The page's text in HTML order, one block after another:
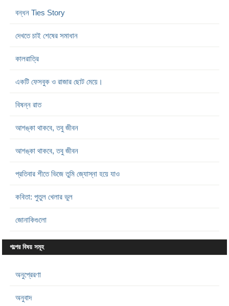
বন্ধন Ties Story
দেখতে চাই শেষের সমাধান
কালরাত্রি
একটি ফেসবুক ও রাজার ছোট মেয়ে।
বিষন্ন রাত
আশঙ্কা থাকবে, তবু জীবন
আশঙ্কা থাকবে, তবু জীবন
প্রতিবার শীতে ভিজে তুমি জ্যোস্না হয়ে যাও
কবিতা: পুতুল খেলার ভুল
জোনাকিগুলো
গল্পের বিষয় সমূহ
অনুপ্রেরণা
অনুবাদ